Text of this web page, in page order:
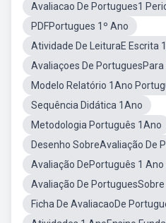
Avaliacao De Portugues1
PDFPortugues 1º Ano
Atividade De LeituraE Escrita
Avaliaçoes De PortuguesPara
Modelo Relatório 1Ano
Sequência Didática 1Ano
Metodologia Português 1Ano
Desenho SobreAvaliação De
Avaliação DePortuguês 1
Avaliação De PortuguesSobre
Ficha De AvaliacaoDe